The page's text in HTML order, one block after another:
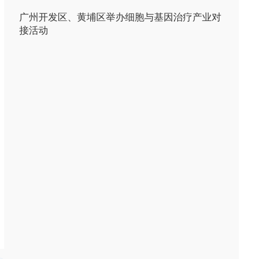
广州开发区、黄埔区举办细胞与基因治疗产业对
接活动